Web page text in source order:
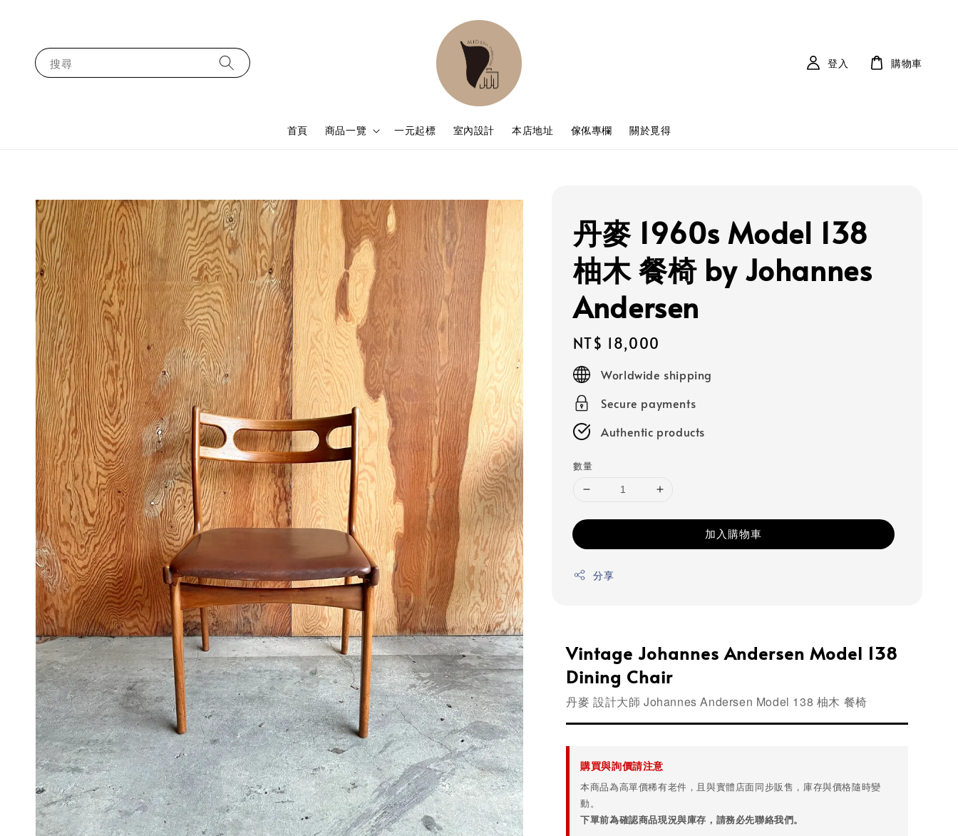
搜尋
首頁 商品一覽 一元起標 室內設計 本店地址 傢俬專欄 關於覓得
登入 購物車
丹麥 1960s Model 138
柚木 餐椅 by Johannes
Andersen
Regular
price
NT$ 18,000
Worldwide shipping
Secure payments
Authentic products
數量
加入購物車
分享
Vintage Johannes Andersen Model 138
Dining Chair
丹麥 設計大師 Johannes Andersen Model 138 柚木 餐椅
購買與詢價請注意
本商品為高單價稀有老件，且與實體店面同步販售，庫存與價格隨時變
動。
下單前為確認商品現況與庫存，請務必先聯絡我們。